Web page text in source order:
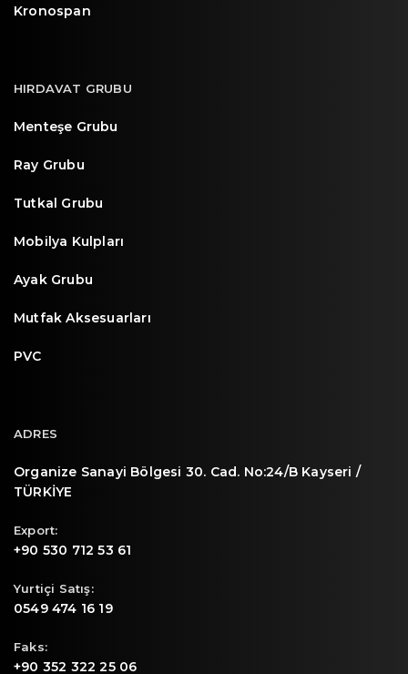
Kronospan
HIRDAVAT GRUBU
Menteşe Grubu
Ray Grubu
Tutkal Grubu
Mobilya Kulpları
Ayak Grubu
Mutfak Aksesuarları
PVC
ADRES
Organize Sanayi Bölgesi 30. Cad. No:24/B Kayseri /
TÜRKİYE
Export:
+90 530 712 53 61
Yurtiçi Satış:
0549 474 16 19
Faks:
+90 352 322 25 06